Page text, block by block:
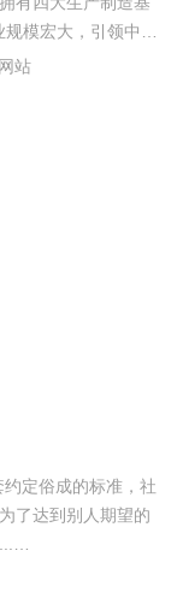
模宏大，引领中国
站
定俗成的标准，社
了达到别人期望的